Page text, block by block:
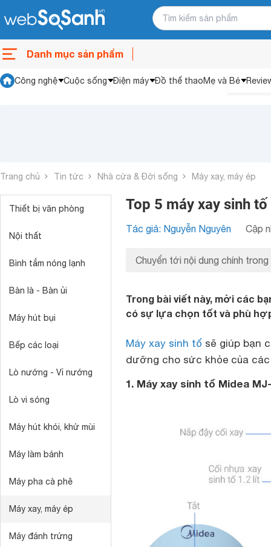
Danh mục sản phẩm
Công nghệ Cuộc sống Điện máy Đồ thể thaoMẹ và Bé
Trang chủ Tin tức Nhà cửa & Đời sống Máy xay, máy ép
Thiết bị văn phòng
Nội thất
Bình tắm nóng lạnh
Bàn là - Bàn ủi
Máy hút bụi
Bếp các loại
Lò nướng - Vỉ nướng
Lò vi sóng
Máy hút khói, khử mùi
Máy làm bánh
Máy pha cà phê
Máy xay, máy ép
Máy đánh trứng
Top 5 máy xay sinh
Tác giả: Nguyễn Nguyên Cập
Chuyển tới nội dung chính trong
Trong bài viết này, mời các
có sự lựa chọn tốt và phù
Máy xay sinh tố sẽ giúp bạn
dưỡng cho sức khỏe của
1. Máy xay sinh tố Midea